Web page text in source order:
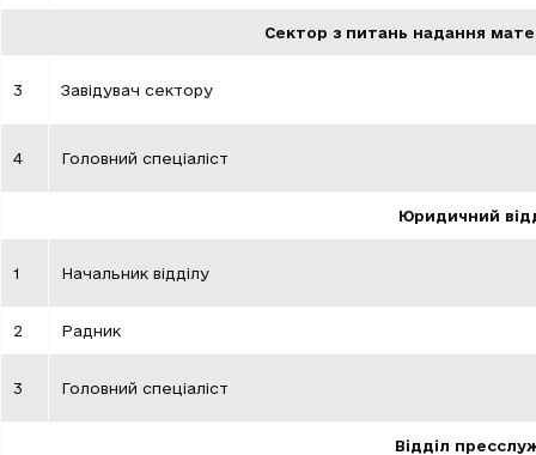
Сектор з питань надання
3 Завідувач сектору
4 Головний спеціаліст
Юридичний
1 Начальник відділу
2 Радник
3 Головний спеціаліст
Відділ